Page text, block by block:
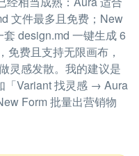
文件最多且免费；New
design.md 一键生成 6
免费且支持无限画布，
灵感发散。我的建议是
「Variant 找灵感 → Aura
Form 批量出营销物